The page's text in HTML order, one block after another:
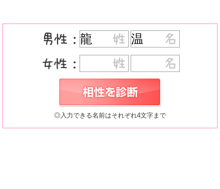
◎入力できる名前はそれぞれ4文字まで